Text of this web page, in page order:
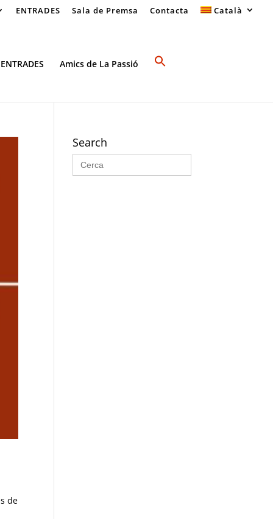
ENTRADES Sala de Premsa Contacta Català
Amics de La Passió
de
Search
Search
for: